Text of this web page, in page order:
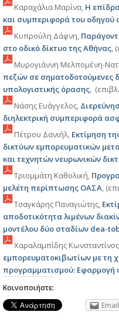
Καραχάλια Μαρίνα, Η
και συμπεριφορά του οδηγού
Κυπρούλη Δάφνη,
στο οδικό δίκτυο της Αθήνας,
Μυρογιάννη Μελπομένη-
πεζών σε σηματοδοτούμενες
υπολογιστικής όρασης,
Νάσης Ευάγγελος,
διηλεκτρική συμπεριφορά
Πέτρου Δανιήλ, Εκτίμηση
δικτύων εμπορευματικών
και τεχνητών νευρωνικών
Τριομμάτη Καθολική,
μελέτη περίπτωσης ΟΑΣΑ,
Τσαγκάρης Παναγιώτης,
αποδοτικότητα λιμένων
μοντέλου δύο σταδίων dea-
Χαραλαμπίδης
εμπορευματοκιβωτίων με τη
προγραμματισμού: Εφαρμογή
Κοινοποιήστε:
Email